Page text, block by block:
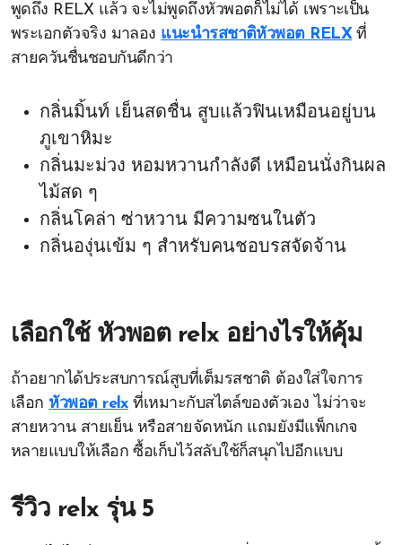
พูดถึง RELX แล้ว จะไม่พูดถึงหัวพอตก็ไม่ได้ เพราะเป็น
พระเอกตัวจริง มาลอง แนะนำรสชาติหัวพอต RELXที่
สายควันชื่นชอบกันดีกว่า
กลิ่นมิ้นท์ เย็นสดชื่น สูบแล้วฟินเหมือนอยู่บน
ภูเขาหิมะ
กลิ่นมะม่วง หอมหวานกำลังดี เหมือนนั่งกินผล
ไม้สด ๆ
กลิ่นโคล่า ซ่าหวาน มีความซนในตัว
กลิ่นองุ่นเข้ม ๆ สำหรับคนชอบรสจัดจ้าน
เลือกใช้ หัวพอต relxอย่างไรให้คุ้ม
ถ้าอยากได้ประสบการณ์สูบที่เต็มรสชาติ ต้องใส่ใจการ
เลือก หัวพอต relxที่เหมาะกับสไตล์ของตัวเอง ไม่ว่าจะ
สายหวาน สายเย็น หรือสายจัดหนัก แถมยังมีแพ็กเกจ
หลายแบบให้เลือก ซื้อเก็บไว้สลับใช้ก็สนุกไปอีกแบบ
รีวิว relx รุ่น 5